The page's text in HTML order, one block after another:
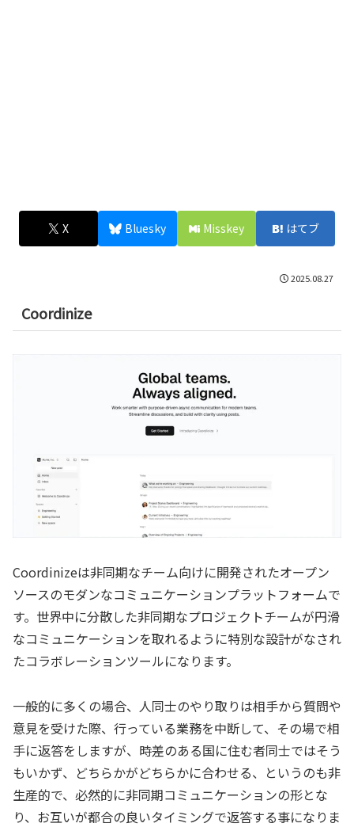
X Bluesky Misskey はてブ
2025.08.27
Coordinize
Coordinizeは非同期なチーム向けに開発されたオープン
ソースのモダンなコミュニケーションプラットフォームで
す。世界中に分散した非同期なプロジェクトチームが円滑
なコミュニケーションを取れるように特別な設計がなされ
たコラボレーションツールになります。
一般的に多くの場合、人同士のやり取りは相手から質問や
意見を受けた際、行っている業務を中断して、その場で相
手に返答をしますが、時差のある国に住む者同士ではそう
もいかず、どちらかがどちらかに合わせる、というのも非
生産的で、必然的に非同期コミュニケーションの形とな
り、お互いが都合の良いタイミングで返答する事になりま